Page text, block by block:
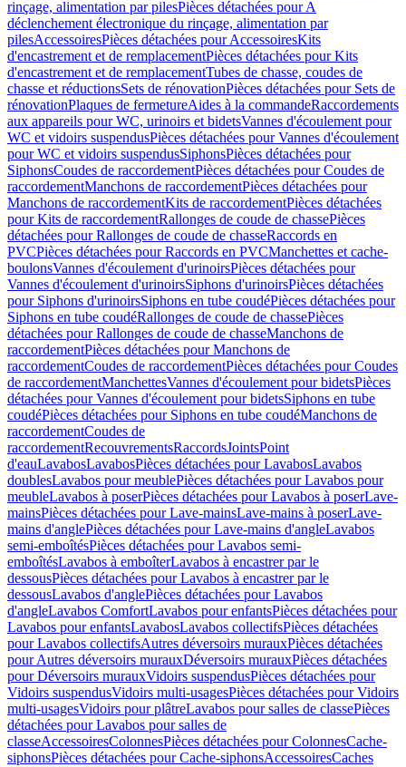
rinçage, alimentation par pilesPièces détachées pour A
déclenchement électronique du rinçage, alimentation par
pilesAccessoiresPièces détachées pour AccessoiresKits
d'encastrement et de remplacementPièces détachées pour Kits
d'encastrement et de remplacementTubes de chasse, coudes de
chasse et réductionsSets de rénovationPièces détachées pour Sets de
rénovationPlaques de fermetureAides à la commandeRaccordements
aux appareils pour WC, urinoirs et bidetsVannes d'écoulement pour
WC et vidoirs suspendusPièces détachées pour Vannes d'écoulement
pour WC et vidoirs suspendusSiphonsPièces détachées pour
SiphonsCoudes de raccordementPièces détachées pour Coudes de
raccordementManchons de raccordementPièces détachées pour
Manchons de raccordementKits de raccordementPièces détachées
pour Kits de raccordementRallonges de coude de chassePièces
détachées pour Rallonges de coude de chasseRaccords en
PVCPièces détachées pour Raccords en PVCManchettes et cache-
boulonsVannes d'écoulement d'urinoirsPièces détachées pour
Vannes d'écoulement d'urinoirsSiphons d'urinoirsPièces détachées
pour Siphons d'urinoirsSiphons en tube coudéPièces détachées pour
Siphons en tube coudéRallonges de coude de chassePièces
détachées pour Rallonges de coude de chasseManchons de
raccordementPièces détachées pour Manchons de
raccordementCoudes de raccordementPièces détachées pour Coudes
de raccordementManchettesVannes d'écoulement pour bidetsPièces
détachées pour Vannes d'écoulement pour bidetsSiphons en tube
coudéPièces détachées pour Siphons en tube coudéManchons de
raccordementCoudes de
raccordementRecouvrementsRaccordsJointsPoint
d'eauLavabosLavabosPièces détachées pour LavabosLavabos
doublesLavabos pour meublePièces détachées pour Lavabos pour
meubleLavabos à poserPièces détachées pour Lavabos à poserLave-
mainsPièces détachées pour Lave-mainsLave-mains à poserLave-
mains d'anglePièces détachées pour Lave-mains d'angleLavabos
semi-emboîtésPièces détachées pour Lavabos semi-
emboîtésLavabos à emboîterLavabos à encastrer par le
dessousPièces détachées pour Lavabos à encastrer par le
dessousLavabos d'anglePièces détachées pour Lavabos
d'angleLavabos ComfortLavabos pour enfantsPièces détachées pour
Lavabos pour enfantsLavabosLavabos collectifsPièces détachées
pour Lavabos collectifsAutres déversoirs murauxPièces détachées
pour Autres déversoirs murauxDéversoirs murauxPièces détachées
pour Déversoirs murauxVidoirs suspendusPièces détachées pour
Vidoirs suspendusVidoirs multi-usagesPièces détachées pour Vidoirs
multi-usagesVidoirs pour plâtreLavabos pour salles de classePièces
détachées pour Lavabos pour salles de
classeAccessoiresColonnesPièces détachées pour ColonnesCache-
siphonsPièces détachées pour Cache-siphonsAccessoiresCaches